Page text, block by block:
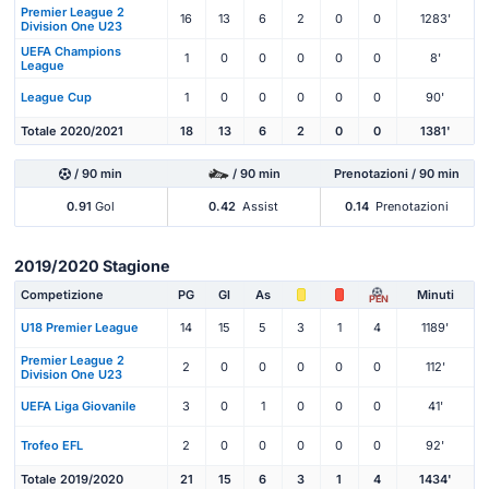
Premier League 2
Division One U23
16 13 6 2 0 0 1283'
UEFA Champions
League
1 0 0 0 0 0 8'
League Cup 1 0 0 0 0 0 90'
Totale 2020/2021 18 13 6 2 0 0 1381'
/ 90 min / 90 min Prenotazioni / 90 min
0.91 Gol 0.42 Assist 0.14 Prenotazioni
2019/2020 Stagione
Competizione PG Gl As PEN Minuti
U18 Premier League 14 15 5 3 1 4 1189'
Premier League 2
Division One U23
2 0 0 0 0 0 112'
UEFA Liga Giovanile 3 0 1 0 0 0 41'
Trofeo EFL 2 0 0 0 0 0 92'
Totale 2019/2020 21 15 6 3 1 4 1434'